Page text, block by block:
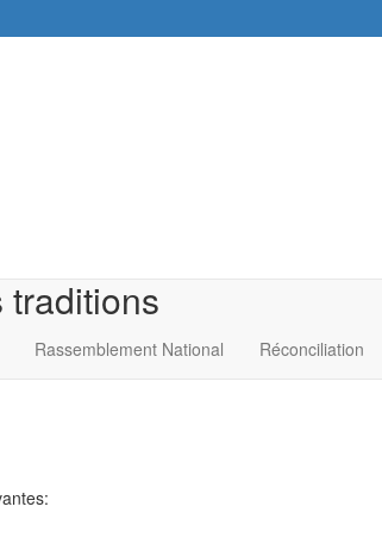
traditions
Rassemblement National Réconciliation